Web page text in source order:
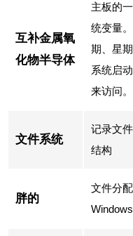
互补金属氧
化物半导体
主板的
统变量
期、星
系统启
来访问。
文件系统
记录文
结构
胖的
文件分